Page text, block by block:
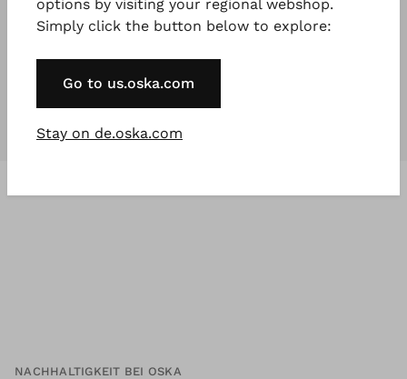
Unsere Kollektionensind fürjeden
der etwas Besonderes will.
NACHHALTIGKEIT BEI OSKA
options by visiting your regional webshop.
Simply click the button below to explore:
Go to us.oska.com
Stay on de.oska.com